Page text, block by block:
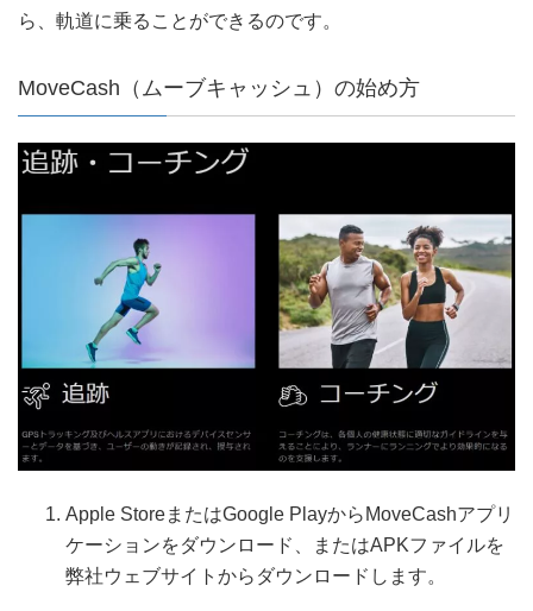
ら、軌道に乗ることができるのです。
MoveCash（ムーブキャッシュ）の始め方
Apple StoreまたはGoogle PlayからMoveCashアプリ
ケーションをダウンロード、またはAPKファイルを
弊社ウェブサイトからダウンロードします。